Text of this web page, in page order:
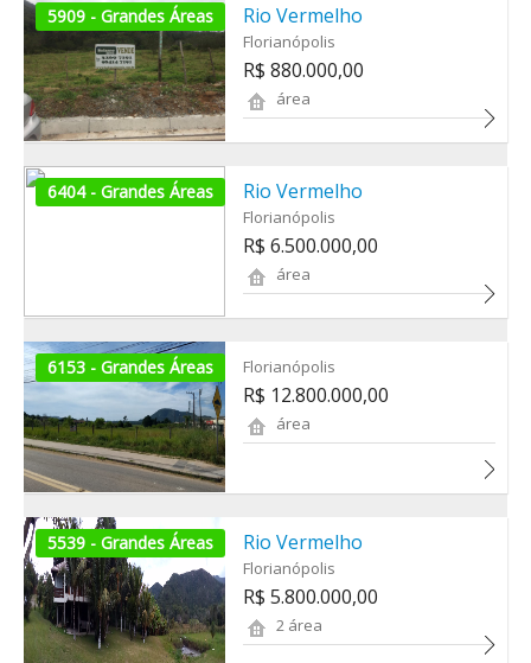
5909 - Grandes Áreas Rio Vermelho
Florianópolis
R$ 880.000,00
área
6404 - Grandes Áreas Rio Vermelho
Florianópolis
R$ 6.500.000,00
área
6153 - Grandes Áreas Florianópolis
R$ 12.800.000,00
área
5539 - Grandes Áreas Rio Vermelho
Florianópolis
R$ 5.800.000,00
2 área